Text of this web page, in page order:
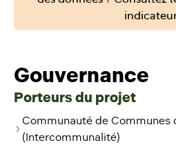
Gouvernance
Porteurs du projet
Communauté de Communes
(Intercommunalité)